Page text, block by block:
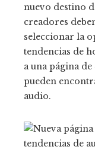
nuevo destino
creadores
seleccionar la
tendencias de
a una página
pueden
audio.